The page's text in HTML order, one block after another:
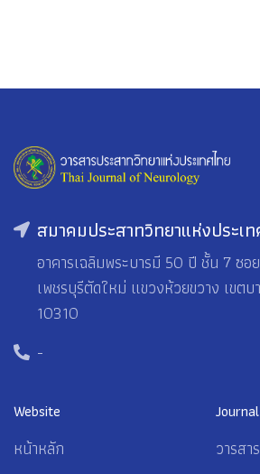
สมาคมประสาทวิทยาแห่งประเ
อาคารเฉลิมพระบารมี 50 ปี ชั้น 7 ซ
เพชรบุรีตัดใหม่ แขวงห้วยขวาง เขต
10310
-
Website
หน้าหลัก
Journal
วารสาร